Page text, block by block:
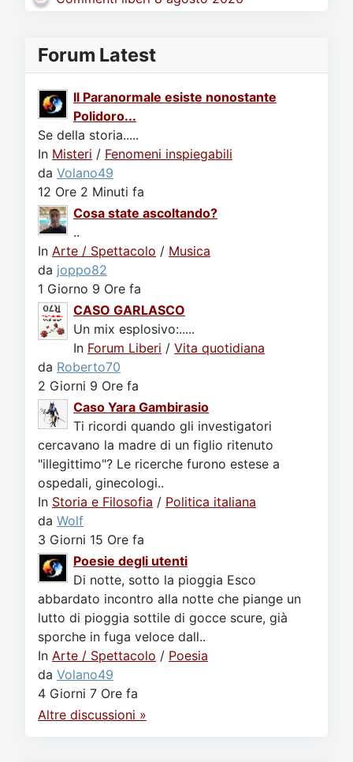
Forum Latest
Il Paranormale esiste nonostante
Polidoro...
Se della storia.....
In Misteri / Fenomeni inspiegabili
da Volano49
12 Ore 2 Minuti fa
Cosa state ascoltando?
..
In Arte / Spettacolo / Musica
da joppo82
1 Giorno 9 Ore fa
CASO GARLASCO
Un mix esplosivo:.....
In Forum Liberi / Vita quotidiana
da Roberto70
2 Giorni 9 Ore fa
Caso Yara Gambirasio
Ti ricordi quando gli investigatori
cercavano la madre di un figlio ritenuto
"illegittimo"? Le ricerche furono estese a
ospedali, ginecologi..
In Storia e Filosofia / Politica italiana
da Wolf
3 Giorni 15 Ore fa
Poesie degli utenti
Di notte, sotto la pioggia Esco
abbardato incontro alla notte che piange un
lutto di pioggia sottile di gocce scure, già
sporche in fuga veloce dall..
In Arte / Spettacolo / Poesia
da Volano49
4 Giorni 7 Ore fa
Altre discussioni »